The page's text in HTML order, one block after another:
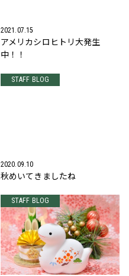
2021.07.15
アメリカシロヒトリ大発生
中！！
STAFF BLOG
2020.09.10
秋めいてきましたね
STAFF BLOG